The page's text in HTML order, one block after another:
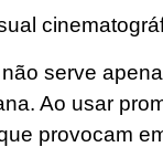
serve
Ao usar
provocam